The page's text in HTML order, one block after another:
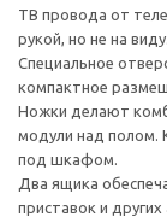
ТВ провода от
рукой, но не на виду.
Специальное
компактное
Ножки делают
модули над полом.
под шкафом.
Два ящика
приставок и других